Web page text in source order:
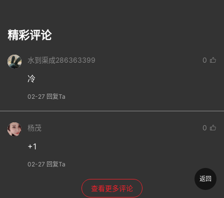
精彩评论
水到渠成286363399 0
冷
02-27 回复Ta
杨茂 0
+1
02-27 回复Ta
查看更多评论
返回